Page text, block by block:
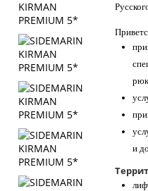
и